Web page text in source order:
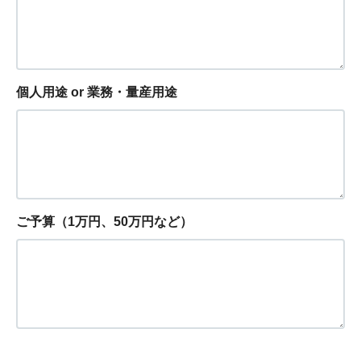
個人用途 or 業務・量産用途
ご予算（1万円、50万円など）